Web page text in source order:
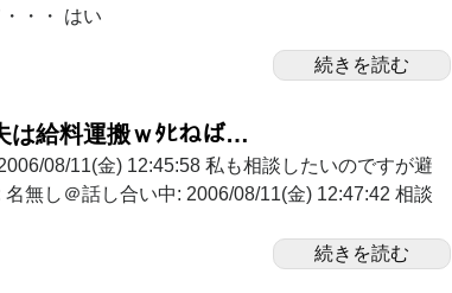
・・ はい
続きを読む
は給料運搬ｗﾀﾋねば…
08/11(金) 12:45:58 私も相談したいのですが避
無し＠話し合い中: 2006/08/11(金) 12:47:42 相談
続きを読む